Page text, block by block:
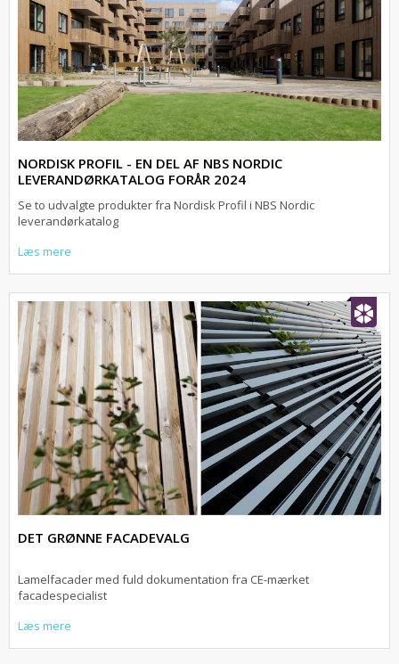
NORDISK PROFIL - EN DEL AF NBS NORDIC
LEVERANDØRKATALOG FORÅR 2024
Se to udvalgte produkter fra Nordisk Profil i NBS Nordic
leverandørkatalog
Læs mere
DET GRØNNE FACADEVALG
Lamelfacader med fuld dokumentation fra CE-mærket
facadespecialist
Læs mere